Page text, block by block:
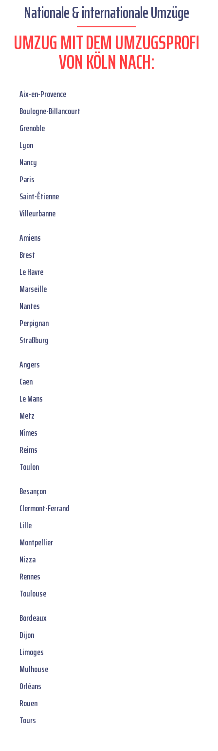
Nationale & internationale Umzüge
UMZUG MIT DEM UMZUGSPROFI
VON KÖLN NACH:
Aix-en-Provence
Boulogne-Billancourt
Grenoble
Lyon
Nancy
Paris
Saint-Étienne
Villeurbanne
Amiens
Brest
Le Havre
Marseille
Nantes
Perpignan
Straßburg
Angers
Caen
Le Mans
Metz
Nîmes
Reims
Toulon
Besançon
Clermont-Ferrand
Lille
Montpellier
Nizza
Rennes
Toulouse
Bordeaux
Dijon
Limoges
Mulhouse
Orléans
Rouen
Tours